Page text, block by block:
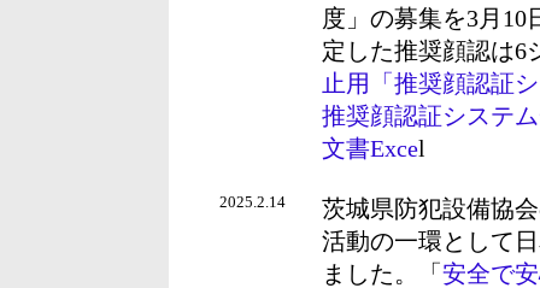
度」の募集を3月
定した推奨顔認は6
止用「推奨顔認証
推奨顔認証システ
文書Excel
2025.2.14
茨城県防犯設備協
活動の一環として
ました。「 安全で